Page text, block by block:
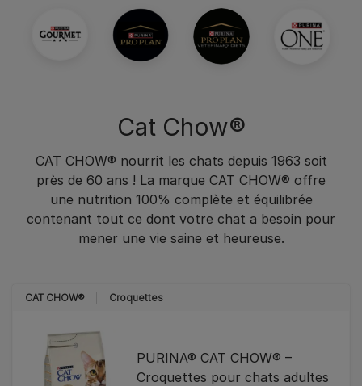
Cat Chow®
CAT CHOW® nourrit les chats depuis 1963 soit
près de 60 ans ! La marque CAT CHOW® offre
une nutrition 100% complète et équilibrée
contenant tout ce dont votre chat a besoin pour
mener une vie saine et heureuse.
CAT CHOW® Croquettes
PURINA® CAT CHOW® –
Croquettes pour chats adultes